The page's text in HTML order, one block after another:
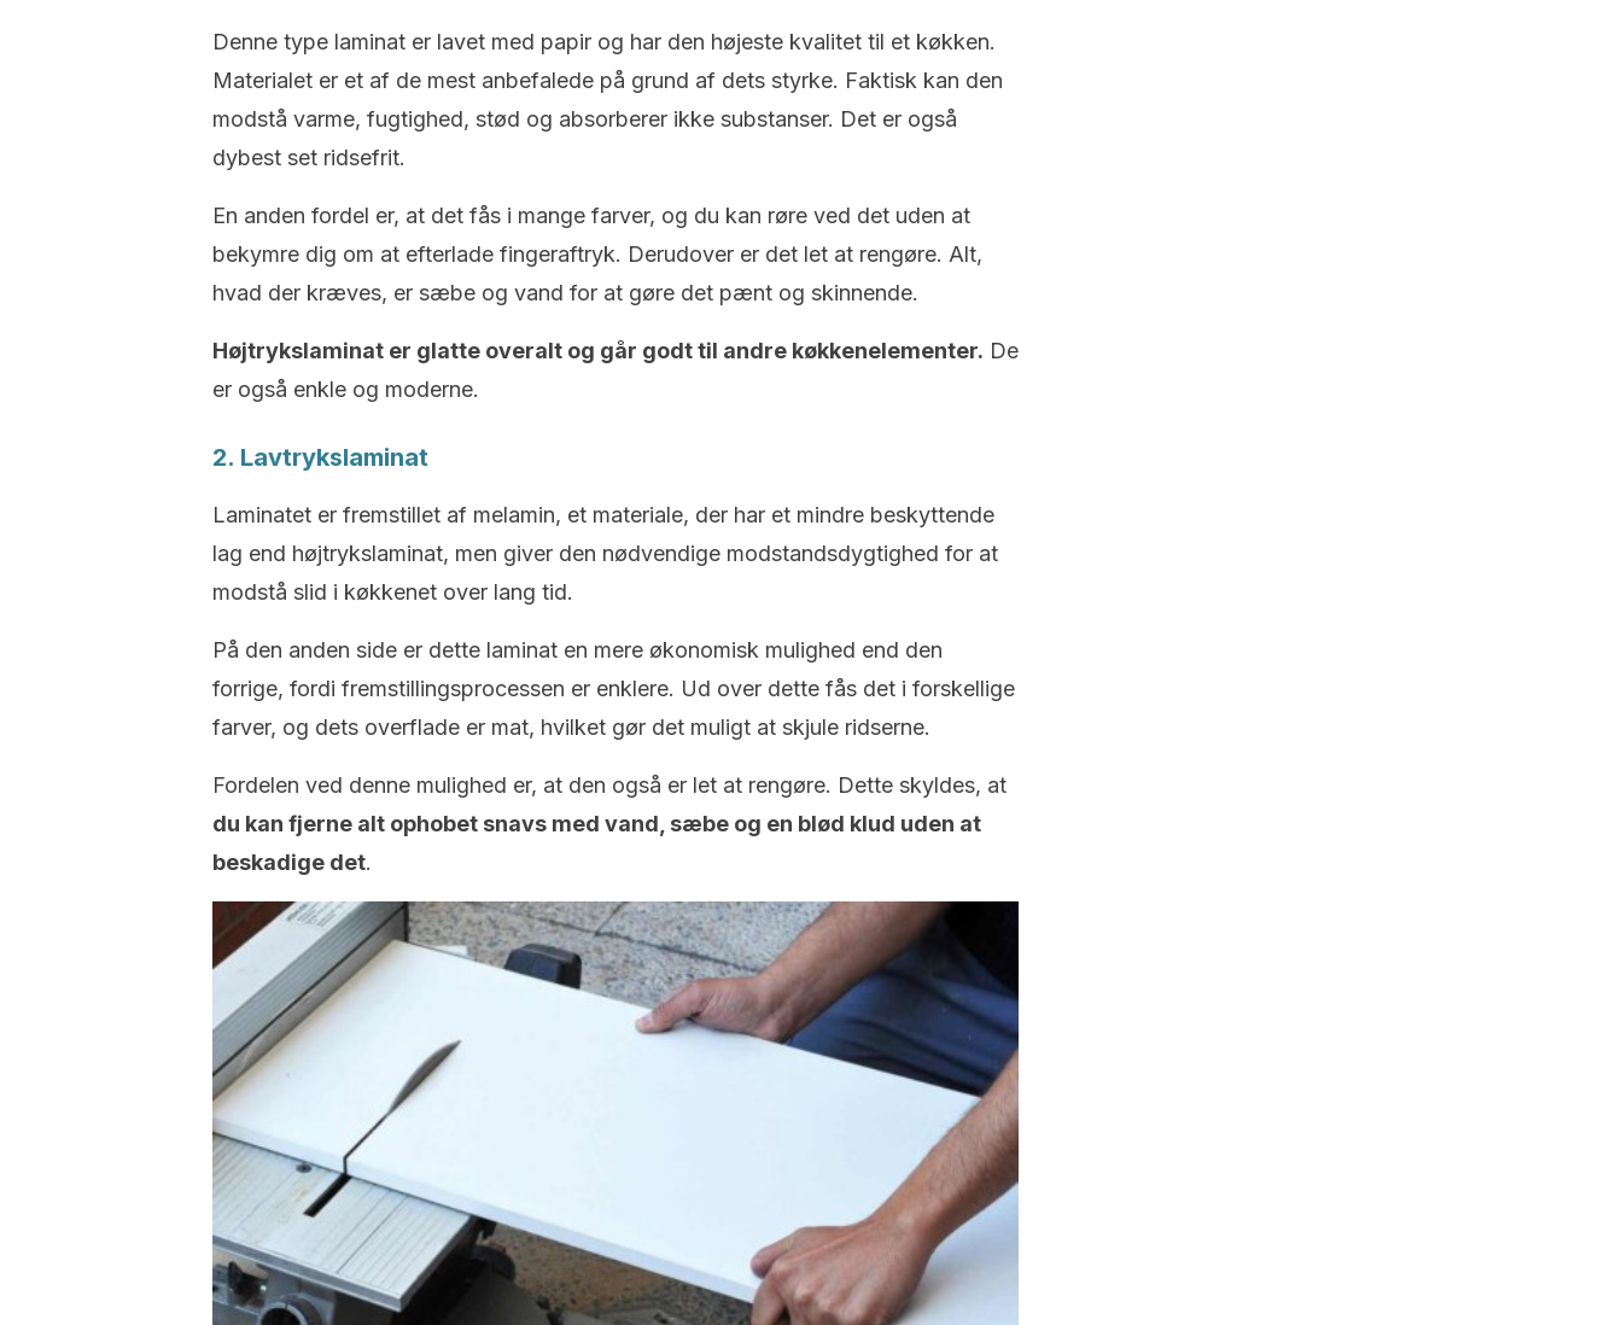
Denne type laminat er lavet med papir og har den højeste kvalitet til et køkken.
Materialet er et af de mest anbefalede på grund af dets styrke. Faktisk kan den
modstå varme, fugtighed, stød og absorberer ikke substanser. Det er også
dybest set ridsefrit.
En anden fordel er, at det fås i mange farver, og du kan røre ved det uden at
bekymre dig om at efterlade fingeraftryk. Derudover er det let at rengøre. Alt,
hvad der kræves, er sæbe og vand for at gøre det pænt og skinnende.
Højtrykslaminat er glatte overalt og går godt til andre køkkenelementer. De
er også enkle og moderne.
2. Lavtrykslaminat
Laminatet er fremstillet af melamin, et materiale, der har et mindre beskyttende
lag end højtrykslaminat, men giver den nødvendige modstandsdygtighed for at
modstå slid i køkkenet over lang tid.
På den anden side er dette laminat en mere økonomisk mulighed end den
forrige, fordi fremstillingsprocessen er enklere. Ud over dette fås det i forskellige
farver, og dets overflade er mat, hvilket gør det muligt at skjule ridserne.
Fordelen ved denne mulighed er, at den også er let at rengøre. Dette skyldes, at
du kan fjerne alt ophobet snavs med vand, sæbe og en blød klud uden at
beskadige det.